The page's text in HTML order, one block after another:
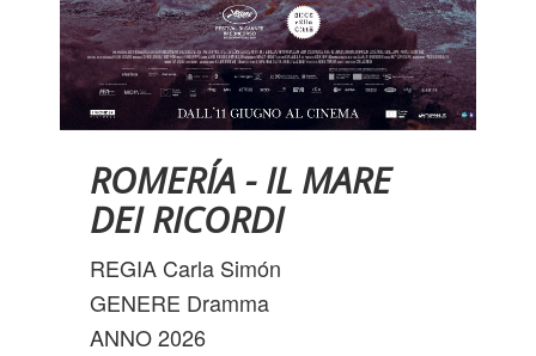
ROMERÍA - IL MARE
DEI RICORDI
REGIA Carla Simón
GENERE Dramma
ANNO 2026